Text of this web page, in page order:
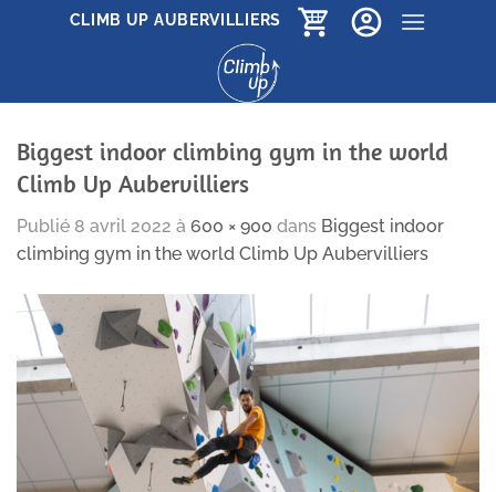
CLIMB UP AUBERVILLIERS
Biggest indoor climbing gym in the world
Climb Up Aubervilliers
Publié 8 avril 2022 à 600 × 900 dans Biggest indoor
climbing gym in the world Climb Up Aubervilliers